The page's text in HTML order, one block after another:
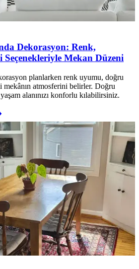
Dekorasyon: Renk,
Mekan Düzeni
planlarken renk uyumu, doğru
mekânın atmosferini belirler. Doğru
alanınızı konforlu kılabilirsiniz.